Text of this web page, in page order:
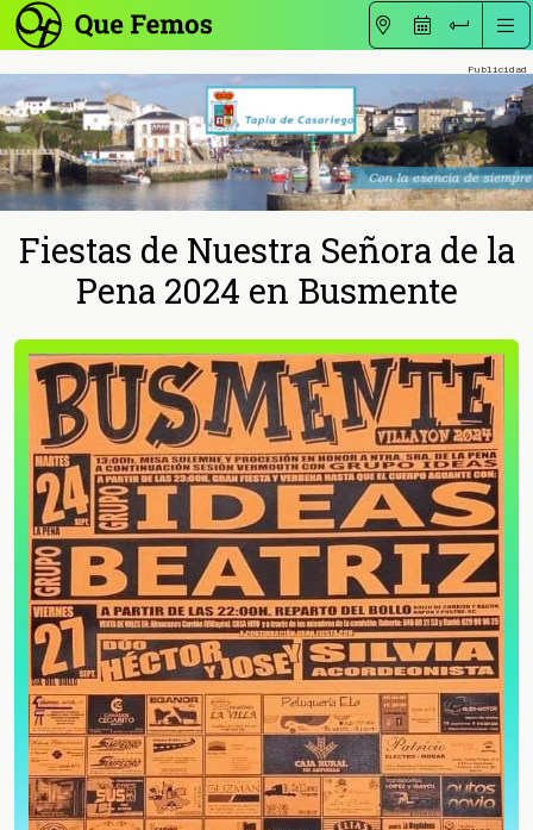
Fiestas de Nuestra Señora de la
Pena 2024 en Busmente